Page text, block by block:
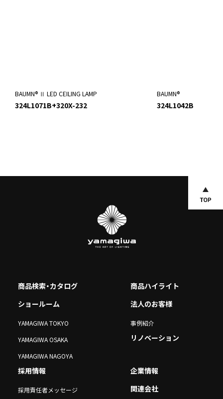
BAUMN® Ⅱ LED CEILING LAMP
324L1071B+320X-232
BAUMN®
324L1042B
商品検索・カタログ
商品ハイライト
ショールーム
YAMAGIWA TOKYO
YAMAGIWA OSAKA
YAMAGIWA NAGOYA
法人のお客様
事例紹介
リノベーション
採用情報
採用責任者メッセージ
企業情報
関連会社